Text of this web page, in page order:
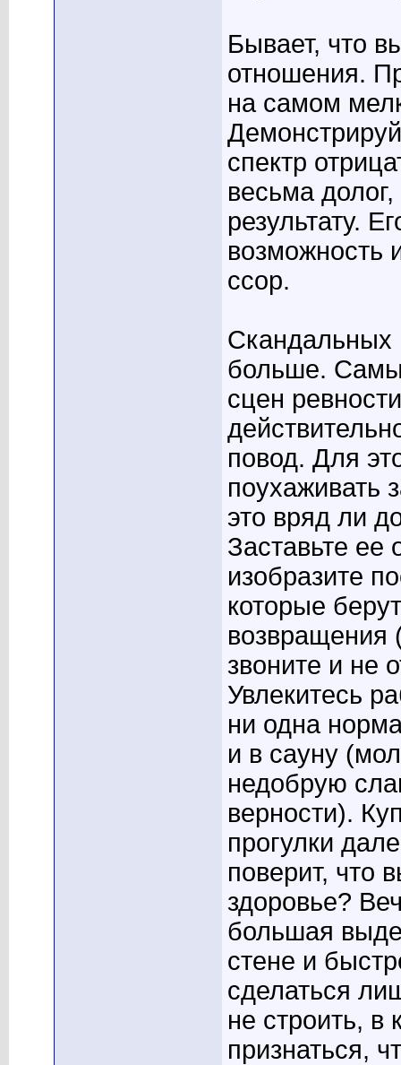
Бывает, что
отношения.
на самом
спектр
весьма
результату.
возможность
ссор.
Скандальных
больше.
сцен
повод. Для
поухаживать
это вряд ли
Заставьте ее
изобразите
которые
возвращения
звоните и не
Увлекитесь
ни одна
и в сауну
недобрую
верности).
прогулки
поверит, что
здоровье?
большая
стене и
сделаться
не строить, в
признаться,